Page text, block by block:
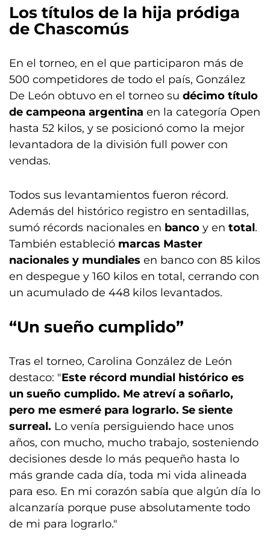
Los títulos de la hija pródiga
de Chascomús
En el torneo, en el que participaron más de
500 competidores de todo el país, González
De León obtuvo en el torneo su décimo título
de campeona argentina en la categoría Open
hasta 52 kilos, y se posicionó como la mejor
levantadora de la división full power con
vendas.
Todos sus levantamientos fueron récord.
Además del histórico registro en sentadillas,
sumó récords nacionales en banco y en total.
También estableció marcas Master
nacionales y mundiales en banco con 85 kilos
en despegue y 160 kilos en total, cerrando con
un acumulado de 448 kilos levantados.
“Un sueño cumplido”
Tras el torneo, Carolina González de León
destaco: "Este récord mundial histórico es
un sueño cumplido. Me atreví a soñarlo,
pero me esmeré para lograrlo. Se siente
surreal. Lo venía persiguiendo hace unos
años, con mucho, mucho trabajo, sosteniendo
decisiones desde lo más pequeño hasta lo
más grande cada día, toda mi vida alineada
para eso. En mi corazón sabía que algún día lo
alcanzaría porque puse absolutamente todo
de mi para lograrlo."